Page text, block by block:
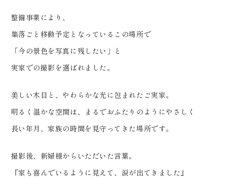
付中です！
………………………………………
………… #ウェディングフォト #
東北前撮り #dressy花嫁 #プラ
コレ #和装前撮り
整備事業により、
集落ごと移動予定となっているこの場所で
「今の景色を写真に残したい」と
実家での撮影を選ばれました。
美しい木目と、やわらかな光に包まれたご実家。
明るく温かな空間は、まるでおふたりのようにやさしく
長い年月、家族の時間を見守ってきた場所です。
撮影後、新婦様からいただいた言葉。
『家も喜んでいるように見えて、涙が出てきました』